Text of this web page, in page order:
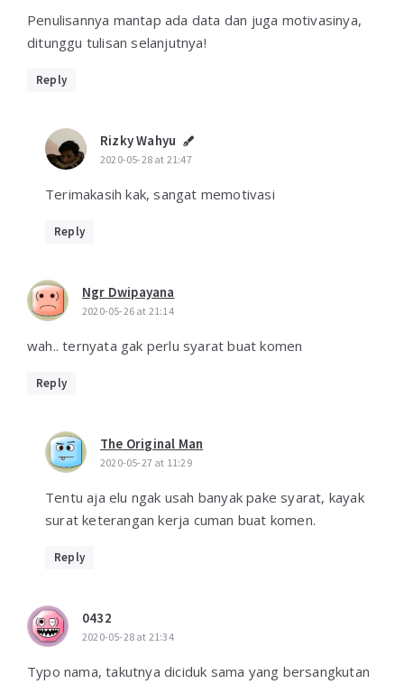
Penulisannya mantap ada data dan juga motivasinya,
ditunggu tulisan selanjutnya!
Reply
Rizky Wahyu
2020-05-28 at 21:47
Terimakasih kak, sangat memotivasi
Reply
Ngr Dwipayana
2020-05-26 at 21:14
wah.. ternyata gak perlu syarat buat komen
Reply
The Original Man
2020-05-27 at 11:29
Tentu aja elu ngak usah banyak pake syarat, kayak
surat keterangan kerja cuman buat komen.
Reply
0432
2020-05-28 at 21:34
Typo nama, takutnya diciduk sama yang bersangkutan